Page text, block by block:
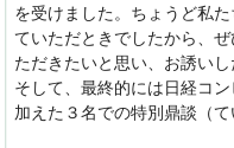
を受けました。ちょうど私
ていただときでしたから、
ただきたいと思い、お誘い
そして、最終的には日経コ
加えた３名での特別鼎談（